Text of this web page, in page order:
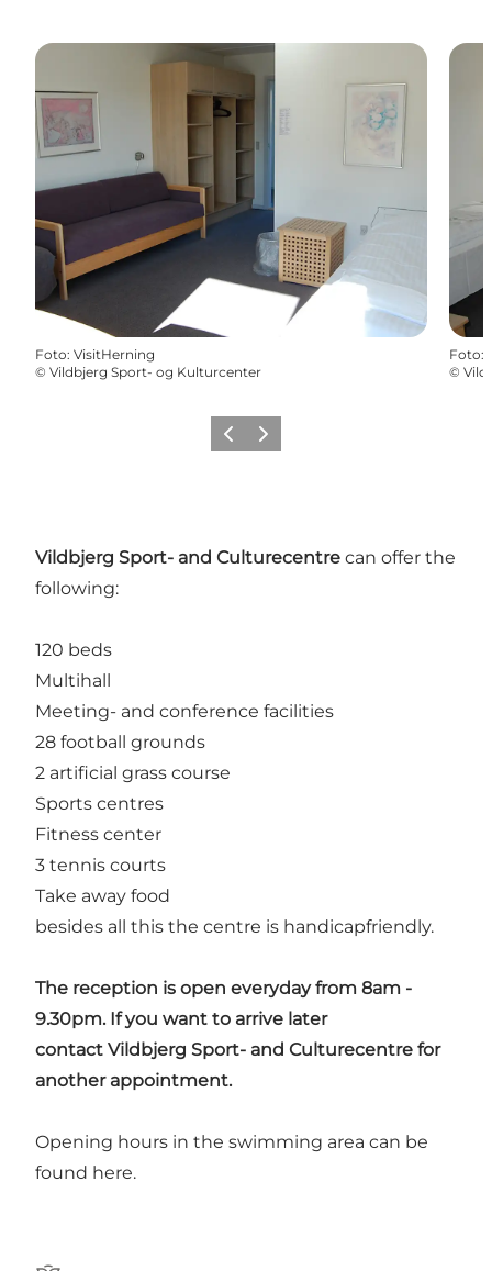
Foto: VisitHerning
© Vildbjerg Sport- og Kulturcenter
Foto:
©
Precedente
Avanti
Vildbjerg Sport- and Culturecentre can offer the
following:
120 beds
Multihall
Meeting- and conference facilities
28 football grounds
2 artificial grass course
Sports centres
Fitness center
3 tennis courts
Take away food
besides all this the centre is handicapfriendly.
The reception is open everyday from 8am -
9.30pm. If you want to arrive later
contact Vildbjerg Sport- and Culturecentre for
another appointment.
Opening hours in the swimming area can be
found here.